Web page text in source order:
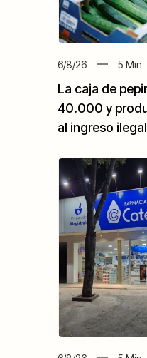
6/8/26 5 Min
La caja de
40.000 y
al ingreso